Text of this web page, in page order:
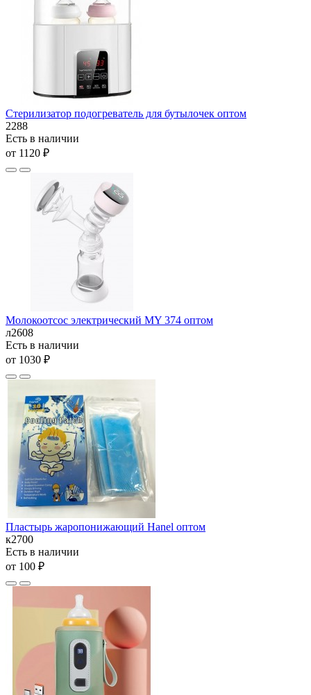
Стерилизатор подогреватель для бутылочек оптом
2288
Есть в наличии
от 1120 ₽
Молокоотсос электрический MY 374 оптом
л2608
Есть в наличии
от 1030 ₽
Пластырь жаропонижающий Hanel оптом
к2700
Есть в наличии
от 100 ₽